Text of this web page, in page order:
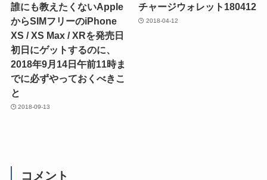
誰にも教えたくないApple
からSIMフリーのiPhone
XS / XS Max / XRを発売日
初日にゲットするのに、
2018年9月14日午前11時ま
でに必ずやっておくべきこ
と
2018-09-13
チャージウォレット180412
2018-04-12
コメント